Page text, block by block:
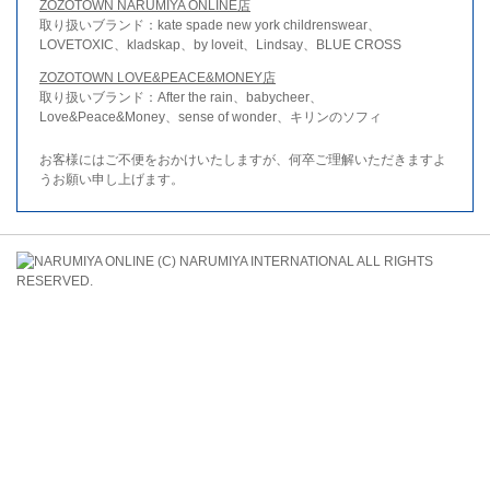
ZOZOTOWN NARUMIYA ONLINE店
取り扱いブランド：kate spade new york childrenswear、
LOVETOXIC、kladskap、by loveit、Lindsay、BLUE CROSS
ZOZOTOWN LOVE&PEACE&MONEY店
取り扱いブランド：After the rain、babycheer、
Love&Peace&Money、sense of wonder、キリンのソフィ
お客様にはご不便をおかけいたしますが、何卒ご理解いただきますよ
うお願い申し上げます。